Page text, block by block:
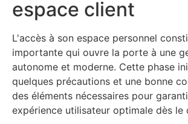
espace client
L'accès à son espace personnel
importante qui ouvre la porte à une
autonome et moderne. Cette phase
quelques précautions et une bonne
des éléments nécessaires pour
expérience utilisateur optimale dès le